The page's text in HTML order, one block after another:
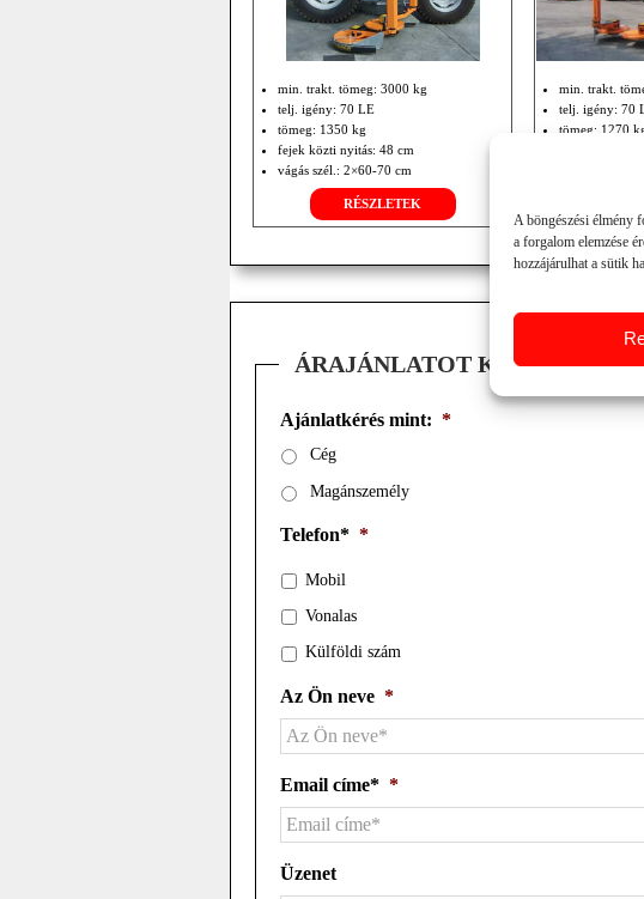
A böngészési élmény
a forgalom elemzése
hozzájárulhat a sütik
min. trakt. tömeg: 3000 kg
telj. igény: 70 LE
tömeg: 1350 kg
fejek közti nyitás: 48 cm
vágás szél.: 2×60-70 cm
RÉSZLETEK
min. trakt.
telj. igény: 70
tömeg: 1270
vágás szél.:
ÁRAJÁNLATOT KÉREK
Ajánlatkérés mint: *
Cég
Magánszemély
Telefon* *
Mobil
Vonalas
Külföldi szám
Az Ön neve *
Email címe* *
Üzenet